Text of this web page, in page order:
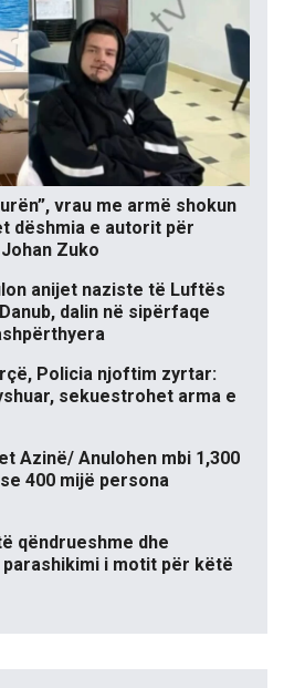
vrau me armë shokun
dëshmia e autorit për
Zuko
anijet naziste të Luftës
dalin në sipërfaqe
Policia njoftim zyrtar:
sekuestrohet arma e
Azinë/ Anulohen mbi 1,300
400 mijë persona
qëndrueshme dhe
i motit për këtë